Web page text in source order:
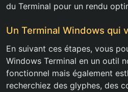
du Terminal pour un rendu
Un Terminal Windows qui
En suivant ces étapes, vous
Windows Terminal en un outil
fonctionnel mais également
recherchiez des glyphes, des